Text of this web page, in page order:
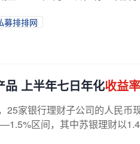
募排排网
品 上半年七日年化收益率
25家银行理财子公司的人民币
区间，其中苏银理财以